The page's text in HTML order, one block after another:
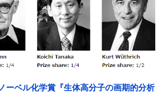
ーベル化学賞『生体高分子の画期的分析